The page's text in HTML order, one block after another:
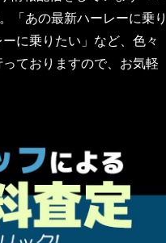
「あの最新ハーレーに乗り
に乗りたい」など、色々
ておりますので、お気軽